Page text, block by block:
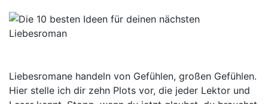
Liebesromane handeln von Gefühlen, großen Gefühlen.
Hier stelle ich dir zehn Plots vor, die jeder Lektor und